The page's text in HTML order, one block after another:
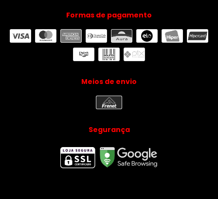
Formas de pagamento
Meios de envio
Segurança